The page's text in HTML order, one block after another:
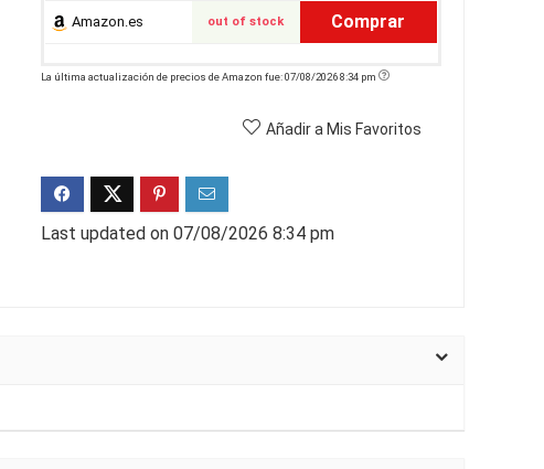
Amazon.es out of stock Comprar
La última actualización de precios de Amazon fue: 07/08/2026 8:34 pm
Añadir a Mis Favoritos
Last updated on 07/08/2026 8:34 pm